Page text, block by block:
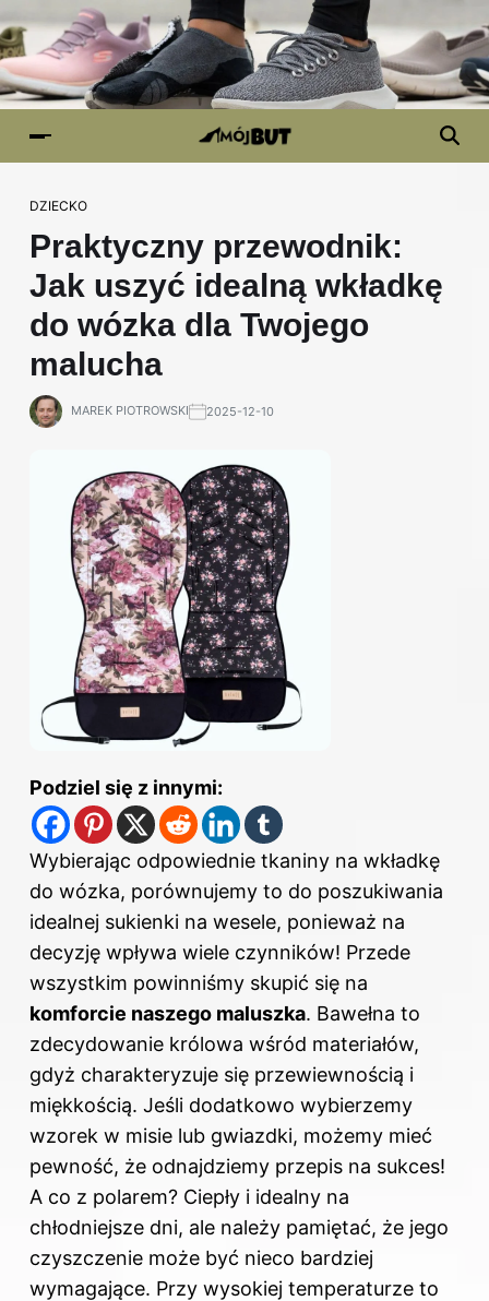
DZIECKO
Praktyczny przewodnik:
Jak uszyć idealną wkładkę
do wózka dla Twojego
malucha
MAREK PIOTROWSKI 2025-12-10
Podziel się z innymi:
Wybierając odpowiednie tkaniny na wkładkę
do wózka, porównujemy to do poszukiwania
idealnej sukienki na wesele, ponieważ na
decyzję wpływa wiele czynników! Przede
wszystkim powinniśmy skupić się na
komforcie naszego maluszka. Bawełna to
zdecydowanie królowa wśród materiałów,
gdyż charakteryzuje się przewiewnością i
miękkością. Jeśli dodatkowo wybierzemy
wzorek w misie lub gwiazdki, możemy mieć
pewność, że odnajdziemy przepis na sukces!
A co z polarem? Ciepły i idealny na
chłodniejsze dni, ale należy pamiętać, że jego
czyszczenie może być nieco bardziej
wymagające. Przy wysokiej temperaturze to